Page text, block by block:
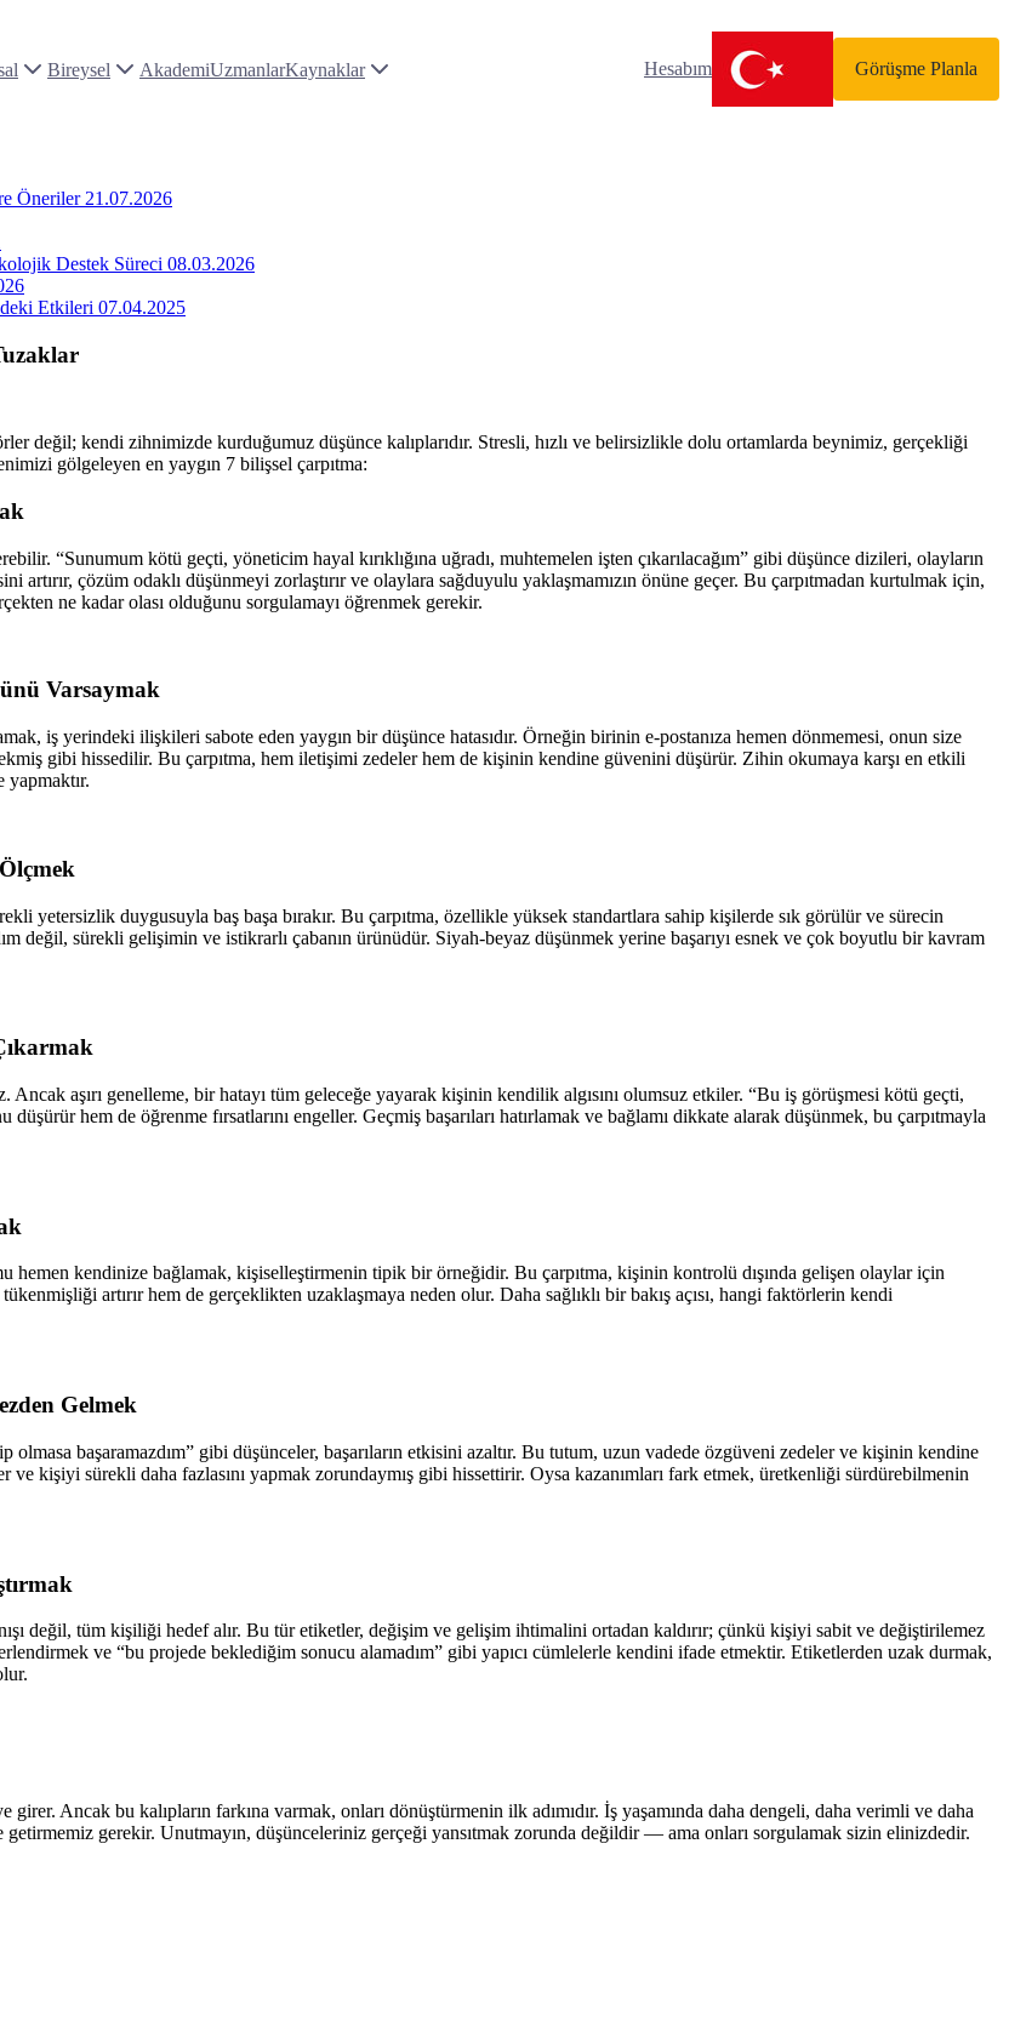
Bireysel AkademiUzmanlarKaynaklar Hesabım Görüşme Planla
Öneriler 21.07.2026
Destek Süreci 08.03.2026
Etkileri 07.04.2025
değil; kendi zihnimizde kurduğumuz düşünce kalıplarıdır. Stresli, hızlı ve belirsizlikle dolu ortamlarda beynimiz, gerçekliği
gölgeleyen en yaygın 7 bilişsel çarpıtma:
“Sunumum kötü geçti, yöneticim hayal kırıklığına uğradı, muhtemelen işten çıkarılacağım” gibi düşünce dizileri, olayların
artırır, çözüm odaklı düşünmeyi zorlaştırır ve olaylara sağduyulu yaklaşmamızın önüne geçer. Bu çarpıtmadan kurtulmak için,
ne kadar olası olduğunu sorgulamayı öğrenmek gerekir.
Varsaymak
iş yerindeki ilişkileri sabote eden yaygın bir düşünce hatasıdır. Örneğin birinin e-postanıza hemen dönmemesi, onun size
gibi hissedilir. Bu çarpıtma, hem iletişimi zedeler hem de kişinin kendine güvenini düşürür. Zihin okumaya karşı en etkili
yapmaktır.
yetersizlik duygusuyla baş başa bırakır. Bu çarpıtma, özellikle yüksek standartlara sahip kişilerde sık görülür ve sürecin
değil, sürekli gelişimin ve istikrarlı çabanın ürünüdür. Siyah-beyaz düşünmek yerine başarıyı esnek ve çok boyutlu bir kavram
Ancak aşırı genelleme, bir hatayı tüm geleceğe yayarak kişinin kendilik algısını olumsuz etkiler. “Bu iş görüşmesi kötü geçti,
hem de öğrenme fırsatlarını engeller. Geçmiş başarıları hatırlamak ve bağlamı dikkate alarak düşünmek, bu çarpıtmayla
hemen kendinize bağlamak, kişiselleştirmenin tipik bir örneğidir. Bu çarpıtma, kişinin kontrolü dışında gelişen olaylar için
artırır hem de gerçeklikten uzaklaşmaya neden olur. Daha sağlıklı bir bakış açısı, hangi faktörlerin kendi
Gelmek
olmasa başaramazdım” gibi düşünceler, başarıların etkisini azaltır. Bu tutum, uzun vadede özgüveni zedeler ve kişinin kendine
ve kişiyi sürekli daha fazlasını yapmak zorundaymış gibi hissettirir. Oysa kazanımları fark etmek, üretkenliği sürdürebilmenin
değil, tüm kişiliği hedef alır. Bu tür etiketler, değişim ve gelişim ihtimalini ortadan kaldırır; çünkü kişiyi sabit ve değiştirilemez
ve “bu projede beklediğim sonucu alamadım” gibi yapıcı cümlelerle kendini ifade etmektir. Etiketlerden uzak durmak,
Ancak bu kalıpların farkına varmak, onları dönüştürmenin ilk adımıdır. İş yaşamında daha dengeli, daha verimli ve daha
getirmemiz gerekir. Unutmayın, düşünceleriniz gerçeği yansıtmak zorunda değildir — ama onları sorgulamak sizin elinizdedir.